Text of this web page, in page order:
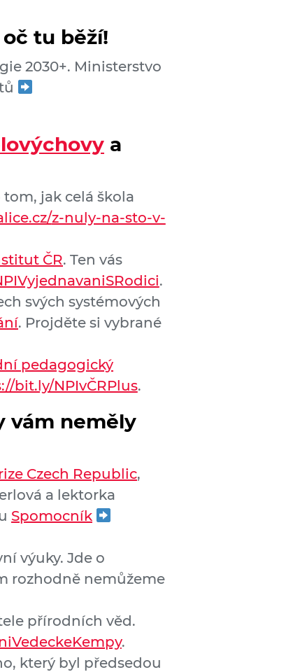
tu běží!
2030+. Ministerstvo
a
tom, jak celá škola
z-nuly-na-sto-v-
ČR. Ten vás
.
svých systémových
. Projděte si vybrané
pedagogický
bit.ly/NPIvČRPlus.
vám neměly
Czech Republic,
a lektorka
Spomocník
výuky. Jde o
rozhodně nemůžeme
přírodních věd.
.
který byl předsedou